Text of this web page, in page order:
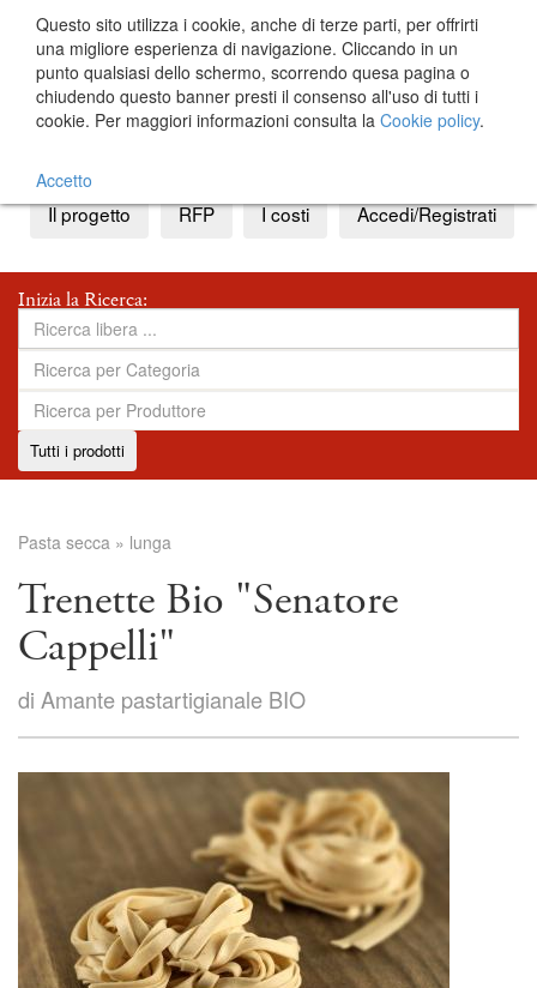
Il progetto RFP I costi Accedi/Registrati
Inizia la Ricerca:
Tutti i prodotti
Pasta secca » lunga
Trenette Bio "Senatore
Cappelli"
di Amante pastartigianale BIO
Questo sito utilizza i cookie, anche di terze parti, per offrirti
una migliore esperienza di navigazione. Cliccando in un
punto qualsiasi dello schermo, scorrendo quesa pagina o
chiudendo questo banner presti il consenso all'uso di tutti i
cookie. Per maggiori informazioni consulta la Cookie policy.
Accetto